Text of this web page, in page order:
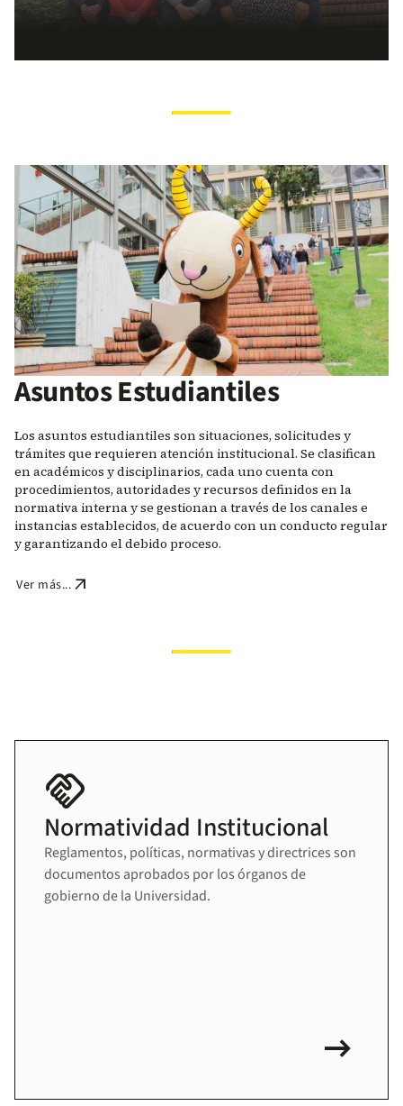
Asuntos Estudiantiles
Los asuntos estudiantiles son situaciones, solicitudes y
trámites que requieren atención institucional. Se clasifican
en académicos y disciplinarios, cada uno cuenta con
procedimientos, autoridades y recursos definidos en la
normativa interna y se gestionan a través de los canales e
instancias establecidos, de acuerdo con un conducto regular
y garantizando el debido proceso.
Ver más... arrow_outward
handshake
Normatividad Institucional
Reglamentos, políticas, normativas y directrices son
documentos aprobados por los órganos de
gobierno de la Universidad.
arrow_right_alt